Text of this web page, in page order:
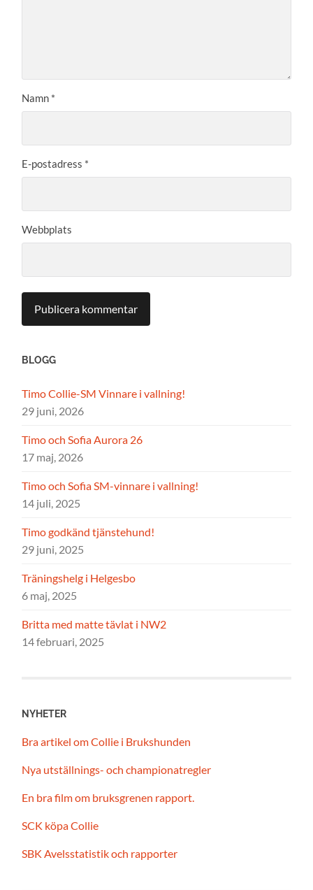
Namn *
E-postadress *
Webbplats
BLOGG
Timo Collie-SM Vinnare i vallning!
29 juni, 2026
Timo och Sofia Aurora 26
17 maj, 2026
Timo och Sofia SM-vinnare i vallning!
14 juli, 2025
Timo godkänd tjänstehund!
29 juni, 2025
Träningshelg i Helgesbo
6 maj, 2025
Britta med matte tävlat i NW2
14 februari, 2025
NYHETER
Bra artikel om Collie i Brukshunden
Nya utställnings- och championatregler
En bra film om bruksgrenen rapport.
SCK köpa Collie
SBK Avelsstatistik och rapporter